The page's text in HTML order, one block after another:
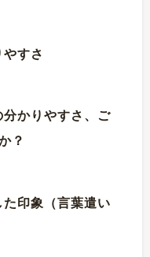
すさ
かりやすさ、ご
？
印象（言葉遣い